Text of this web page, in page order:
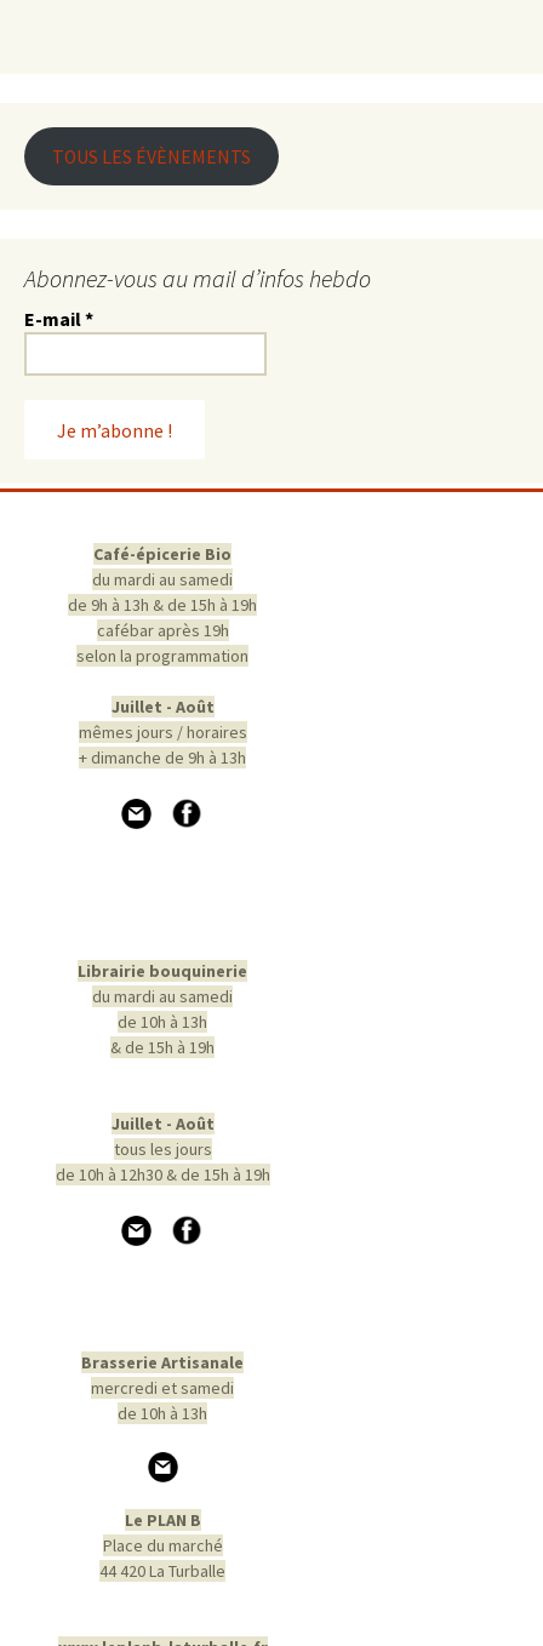
TOUS LES ÉVÈNEMENTS
Abonnez-vous au mail d’infos hebdo
E-mail*
Café-épicerie Bio
du mardi au samedi
de 9h à 13h & de 15h à 19h
cafébar après 19h
selon la programmation
Juillet - Août
mêmes jours / horaires
+ dimanche de 9h à 13h
Librairie bouquinerie
du mardi au samedi
de 10h à 13h
& de 15h à 19h
Juillet - Août
tous les jours
de 10h à 12h30 & de 15h à 19h
Brasserie Artisanale
mercredi et samedi
de 10h à 13h
Le PLAN B
Place du marché
44 420 La Turballe